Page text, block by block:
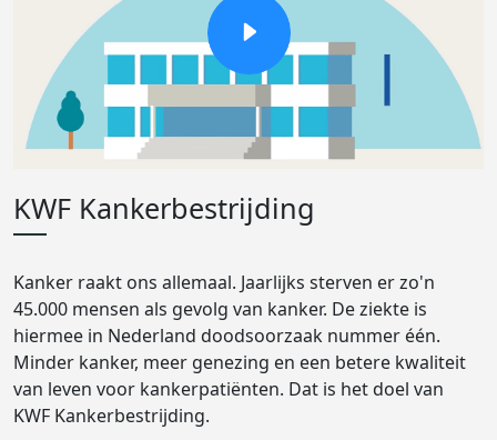
KWF Kankerbestrijding
Kanker raakt ons allemaal. Jaarlijks sterven er zo'n
45.000 mensen als gevolg van kanker. De ziekte is
hiermee in Nederland doodsoorzaak nummer één.
Minder kanker, meer genezing en een betere kwaliteit
van leven voor kankerpatiënten. Dat is het doel van
KWF Kankerbestrijding.